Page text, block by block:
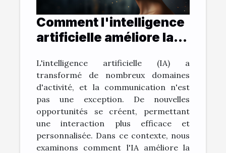
Comment l'intelligence
artificielle améliore la
de ChatGPT
L'intelligence artificielle (IA) a
transformé de nombreux domaines
d'activité, et la communication n'est
pas une exception. De nouvelles
opportunités se créent, permettant
une interaction plus efficace et
personnalisée. Dans ce contexte, nous
examinons comment l'IA améliore la